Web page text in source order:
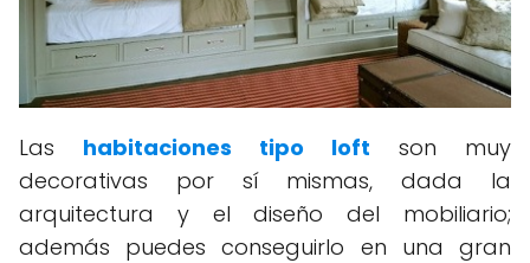
Las habitaciones tipo loft son muy
decorativas por sí mismas, dada la
arquitectura y el diseño del mobiliario;
además puedes conseguirlo en una gran